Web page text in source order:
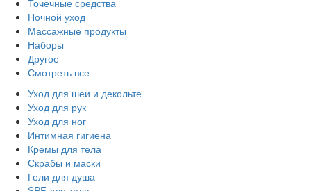
Точечные средства
Ночной уход
Массажные продукты
Наборы
Другое
Смотреть все
Уход для шеи и декольте
Уход для рук
Уход для ног
Интимная гигиена
Кремы для тела
Скрабы и маски
Гели для душа